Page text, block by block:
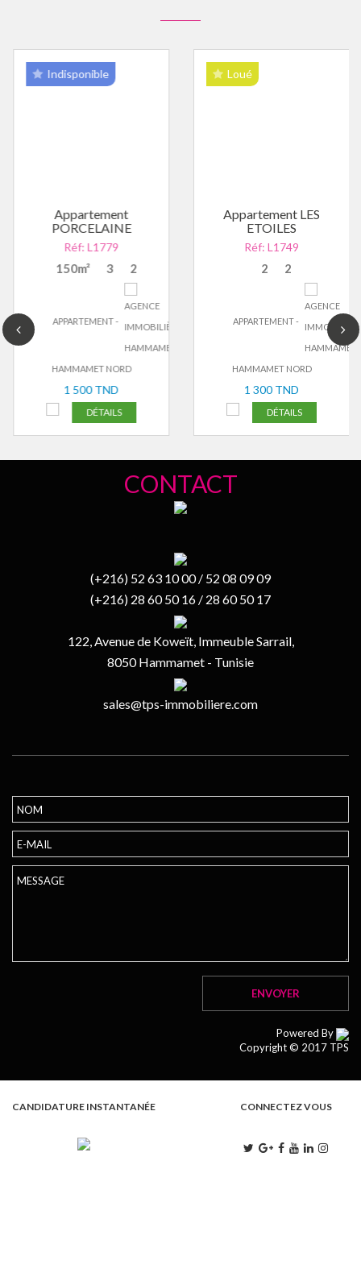
Indisponible
Appartement
PORCELAINE
Réf: L1779
150m² 3 2
APPARTEMENT -
HAMMAMET NORD
1 500 TND
DÉTAILS
Loué
Appartement LES
ETOILES
Réf: L1749
2 2
APPARTEMENT -
HAMMAMET NORD
1 300 TND
DÉTAILS
CONTACT
(+216) 52 63 10 00 / 52 08 09 09
(+216) 28 60 50 16 / 28 60 50 17
122, Avenue de Koweït, Immeuble Sarrail,
8050 Hammamet - Tunisie
sales@tps-immobiliere.com
Powered By
Copyright © 2017 TPS
CANDIDATURE INSTANTANÉE CONNECTEZ VOUS